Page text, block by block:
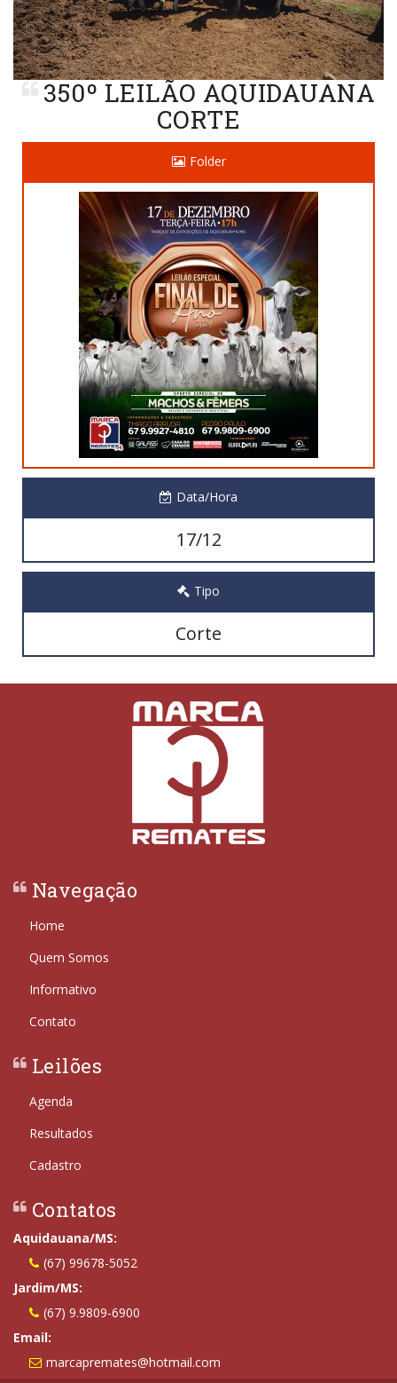
350º LEILÃO AQUIDAUANA
CORTE
Folder
Data/Hora
17/12
Tipo
Corte
Navegação
Home
Quem Somos
Informativo
Contato
Leilões
Agenda
Resultados
Cadastro
Contatos
Aquidauana/MS:
(67) 99678-5052
Jardim/MS:
(67) 9.9809-6900
Email:
marcapremates@hotmail.com